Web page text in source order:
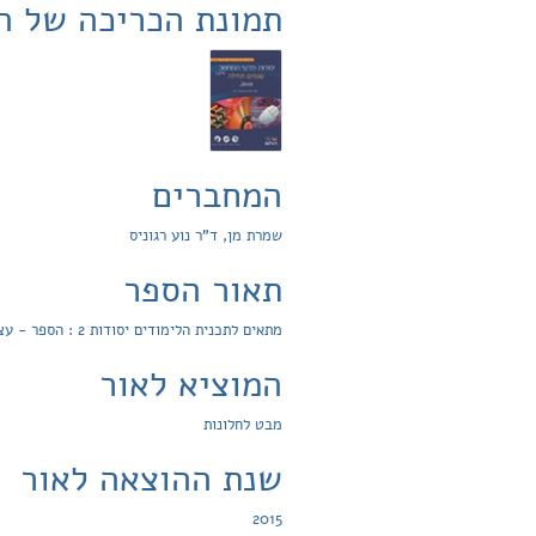
תמונת הכריכה של
המחברים
שמרת מן, ד"ר נוע רגוניס
תאור הספר
מתאים לתכנית הלימודים יסודות 2 : הספר - עצמים תחילה - יסודות מדעי המחשב בשפת Java מקנה מיומנויות בפתרון בעיות במדעי המחשב בדרך הדרגתית ומובנית
המוציא לאור
מבט לחלונות
שנת ההוצאה לאור
2015